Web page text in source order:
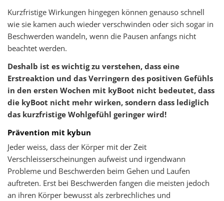
Kurzfristige Wirkungen hingegen können genauso schnell
wie sie kamen auch wieder verschwinden oder sich sogar in
Beschwerden wandeln, wenn die Pausen anfangs nicht
beachtet werden.
Deshalb ist es wichtig zu verstehen, dass eine
Erstreaktion und das Verringern des positiven Gefühls
in den ersten Wochen mit kyBoot nicht bedeutet, dass
die kyBoot nicht mehr wirken, sondern dass lediglich
das kurzfristige Wohlgefühl geringer wird!
Prävention mit kybun
Jeder weiss, dass der Körper mit der Zeit
Verschleisserscheinungen aufweist und irgendwann
Probleme und Beschwerden beim Gehen und Laufen
auftreten. Erst bei Beschwerden fangen die meisten jedoch
an ihren Körper bewusst als zerbrechliches und